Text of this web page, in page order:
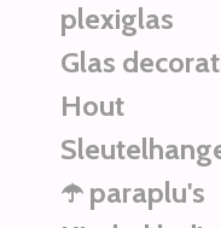
plexiglas
Glas
Hout
☂️ paraplu's